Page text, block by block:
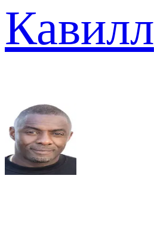
Кавилл